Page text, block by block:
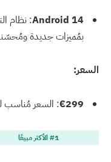
Android 14
بمُميزات جديدة
السعر:
€299: السعر مُناسب
#1 الأكثر مبيعًا